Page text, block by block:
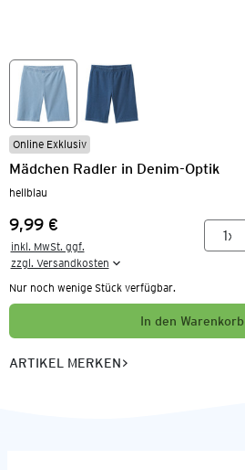
Online Exklusiv
Mädchen Radler in Denim-Optik
hellblau
Preis:
9,99 €
inkl. MwSt. ggf.
zzgl. Versandkosten
Nur noch wenige Stück verfügbar.
In den Warenkorb
ARTIKEL MERKEN